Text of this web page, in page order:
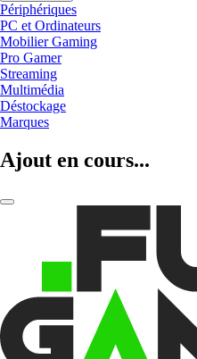
Périphériques
PC et Ordinateurs
Mobilier Gaming
Pro Gamer
Streaming
Multimédia
Déstockage
Marques
Ajout en cours...